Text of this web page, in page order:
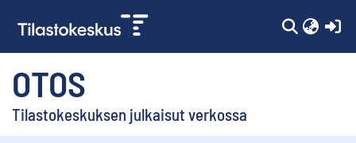
OTOS
Tilastokeskuksen julkaisut verkossa